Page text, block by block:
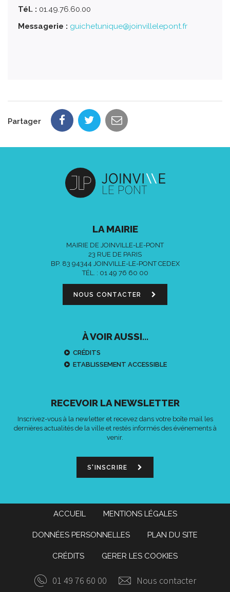
Tél. : 01.49.76.60.00
Messagerie : guichetunique@joinvillelepont.fr
Partager
LA MAIRIE
MAIRIE DE JOINVILLE-LE-PONT
23 RUE DE PARIS
BP. 83 94344 JOINVILLE-LE-PONT CEDEX
TÉL. : 01 49 76 60 00
NOUS CONTACTER
À VOIR AUSSI...
CRÉDITS
ETABLISSEMENT ACCESSIBLE
RECEVOIR LA NEWSLETTER
Inscrivez-vous à la newletter et recevez dans votre boîte mail les
dernières actualités de la ville et restés informés des événements à
venir.
S'INSCRIRE
ACCUEIL MENTIONS LÉGALES
DONNÉES PERSONNELLES PLAN DU SITE
CRÉDITS GERER LES COOKIES
01 49 76 60 00 Nous contacter